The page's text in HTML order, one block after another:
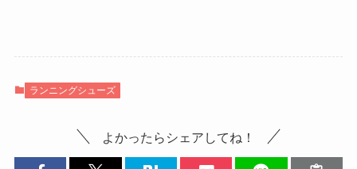
ランニングシューズ
よかったらシェアしてね！